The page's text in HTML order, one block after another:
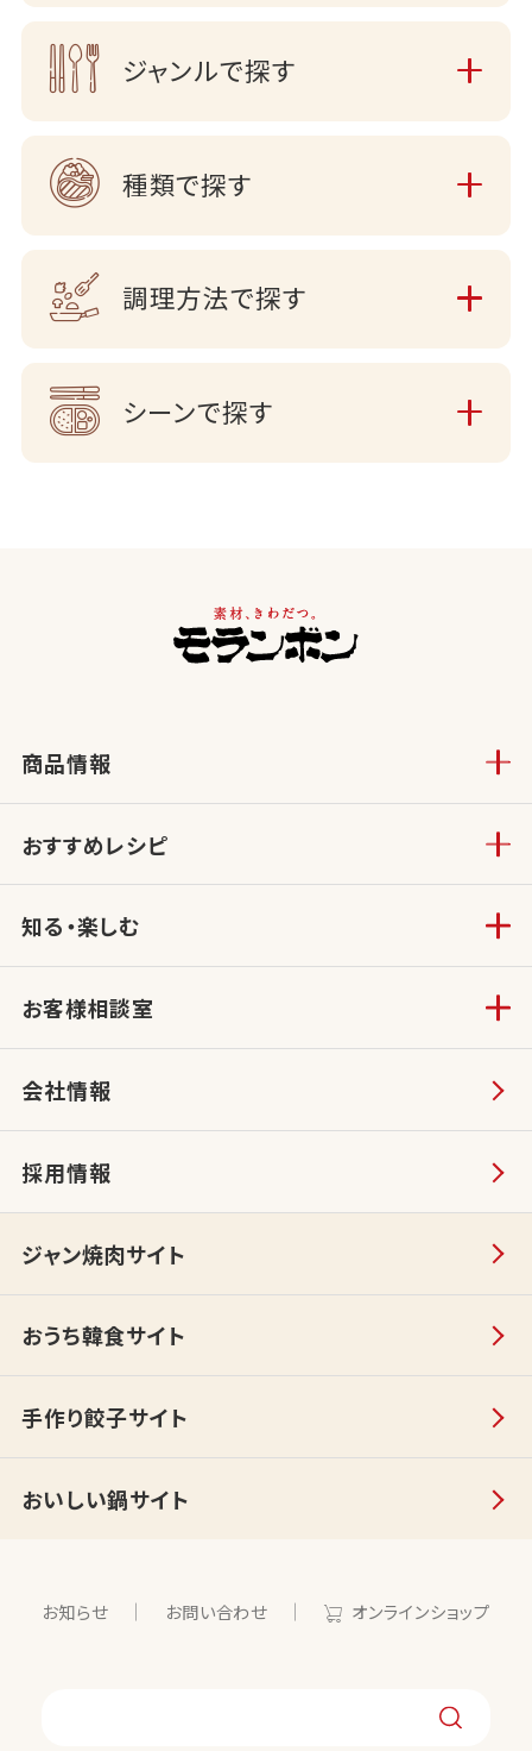
ジャンルで探す
種類で探す
調理方法で探す
シーンで探す
商品情報
おすすめレシピ
知る・楽しむ
お客様相談室
会社情報
採用情報
ジャン焼肉サイト
おうち韓食サイト
手作り餃子サイト
おいしい鍋サイト
お知らせ お問い合わせ オンラインショップ